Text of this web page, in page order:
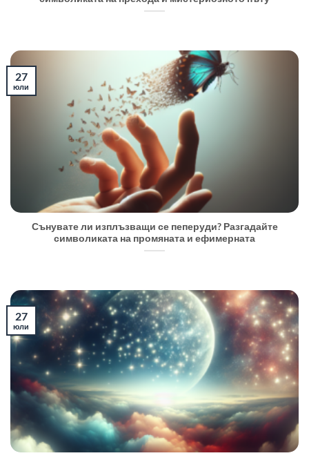
Сънувате ли изплъзващи се пеперуди? Разгадайте
символиката на промяната и ефимерната
27
юли
27
юли